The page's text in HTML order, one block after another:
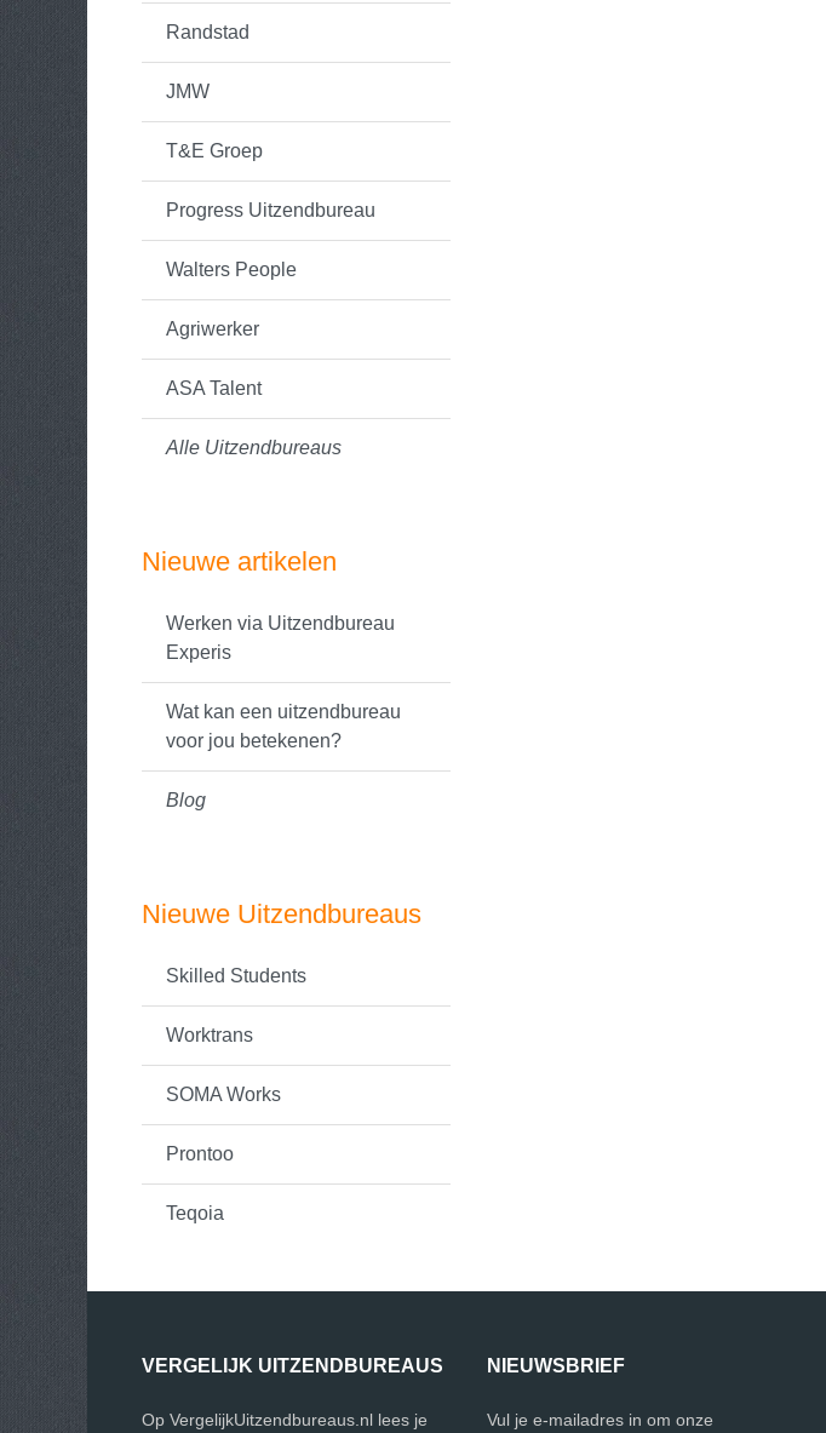
Randstad
JMW
T&E Groep
Progress Uitzendbureau
Walters People
Agriwerker
ASA Talent
Alle Uitzendbureaus
Nieuwe artikelen
Werken via Uitzendbureau
Experis
Wat kan een uitzendbureau
voor jou betekenen?
Blog
Nieuwe Uitzendbureaus
Skilled Students
Worktrans
SOMA Works
Prontoo
Teqoia
VERGELIJK UITZENDBUREAUS
Op VergelijkUitzendbureaus.nl lees je
NIEUWSBRIEF
Vul je e-mailadres in om onze